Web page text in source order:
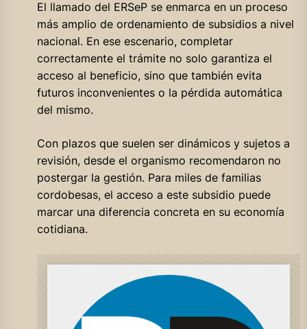
El llamado del ERSeP se enmarca en un proceso
más amplio de ordenamiento de subsidios a nivel
nacional. En ese escenario, completar
correctamente el trámite no solo garantiza el
acceso al beneficio, sino que también evita
futuros inconvenientes o la pérdida automática
del mismo.
Con plazos que suelen ser dinámicos y sujetos a
revisión, desde el organismo recomendaron no
postergar la gestión. Para miles de familias
cordobesas, el acceso a este subsidio puede
marcar una diferencia concreta en su economía
cotidiana.